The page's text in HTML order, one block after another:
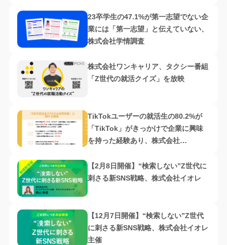
23卒学生の47.1%が第一志望でない企
業には「第一志望」と伝えていない、
株式会社学情調査
株式会社ワンキャリア、タクシー番組
「Z世代の就活クイズ」を放映
TikTokユーザーの就活生の80.2%が
「TikTok」がきっかけで企業に興味
を持った経験あり、株式会社
【2月8日開催】“検索しない”Z世代に
刺さる新SNS戦略、株式会社イオレ
【12月7日開催】“検索しない”Z世代
に刺さる新SNS戦略、株式会社イオレ
主催